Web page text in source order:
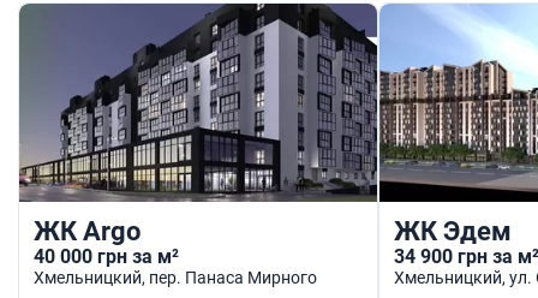
ЖК Argo
40 000 грн за м²
Хмельницкий, пер. Панаса Мирного
ЖК Эдем
34 900 грн за м²
Хмельницкий,